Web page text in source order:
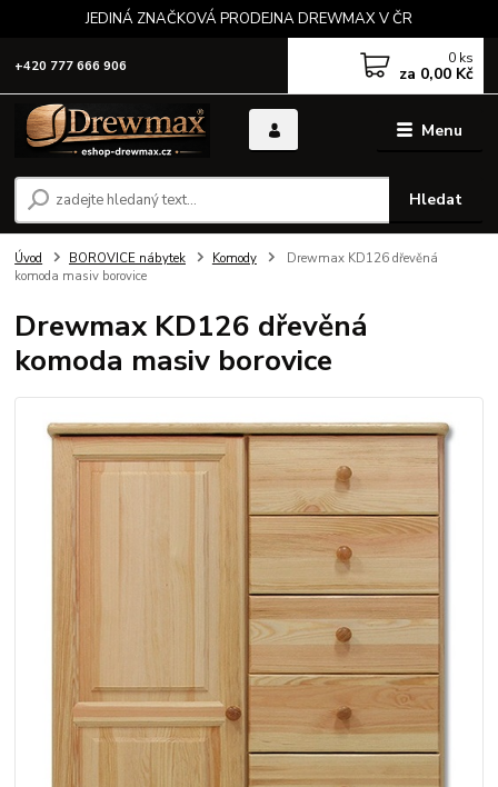
JEDINÁ ZNAČKOVÁ PRODEJNA DREWMAX V ČR
Menu
Hledat
+420 777 666 906 0 ks
za 0,00 Kč
Úvod BOROVICE nábytek Komody
Drewmax KD126 dřevěná
komoda masiv borovice
Drewmax KD126 dřevěná
komoda masiv borovice